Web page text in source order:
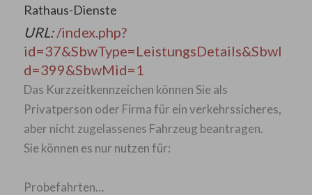
Rathaus-Dienste
URL:/index.php?
id=37&SbwType=LeistungsDetails&SbwI
d=399&SbwMid=1
Das Kurzzeitkennzeichen können Sie als
Privatperson oder Firma für ein verkehrssicheres,
aber nicht zugelassenes Fahrzeug beantragen.
Sie können es nur nutzen für:
Probefahrten…